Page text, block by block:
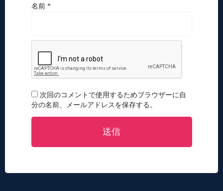
名前 *
次回のコメントで使用するためブラウザーに自
分の名前、メールアドレスを保存する。
送信